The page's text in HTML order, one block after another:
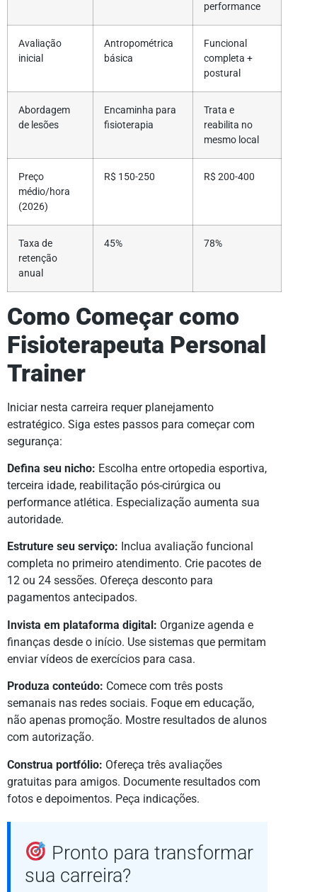
performance
Avaliação
inicial
Antropométrica
básica
Funcional
completa +
postural
Abordagem
de lesões
Encaminha para
fisioterapia
Trata e
reabilita no
mesmo local
Preço
médio/hora
(2026)
R$ 150-250 R$ 200-400
Taxa de
retenção
anual
45% 78%
Como Começar como
Fisioterapeuta Personal
Trainer
Iniciar nesta carreira requer planejamento
estratégico. Siga estes passos para começar com
segurança:
Defina seu nicho: Escolha entre ortopedia esportiva,
terceira idade, reabilitação pós-cirúrgica ou
performance atlética. Especialização aumenta sua
autoridade.
Estruture seu serviço: Inclua avaliação funcional
completa no primeiro atendimento. Crie pacotes de
12 ou 24 sessões. Ofereça desconto para
pagamentos antecipados.
Invista em plataforma digital: Organize agenda e
finanças desde o início. Use sistemas que permitam
enviar vídeos de exercícios para casa.
Produza conteúdo: Comece com três posts
semanais nas redes sociais. Foque em educação,
não apenas promoção. Mostre resultados de alunos
com autorização.
Construa portfólio: Ofereça três avaliações
gratuitas para amigos. Documente resultados com
fotos e depoimentos. Peça indicações.
Pronto para transformar
sua carreira?